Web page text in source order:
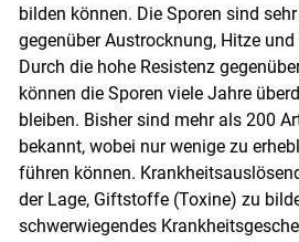
bilden können. Die Sporen sind
gegenüber Austrocknung, Hitze
Durch die hohe Resistenz
können die Sporen viele Jahre
bleiben. Bisher sind mehr als 200
bekannt, wobei nur wenige zu
führen können.
der Lage, Giftstoffe (Toxine) zu
schwerwiegendes